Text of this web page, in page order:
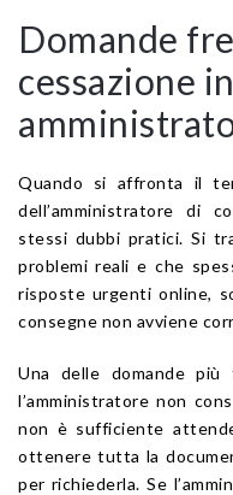
Domande
cessazione
Quando si affronta il
dell’amministratore di
stessi dubbi pratici. Si
problemi reali e che
risposte urgenti online,
consegne non avviene
Una delle domande
l’amministratore non
non è sufficiente
ottenere tutta la
per richiederla. Se